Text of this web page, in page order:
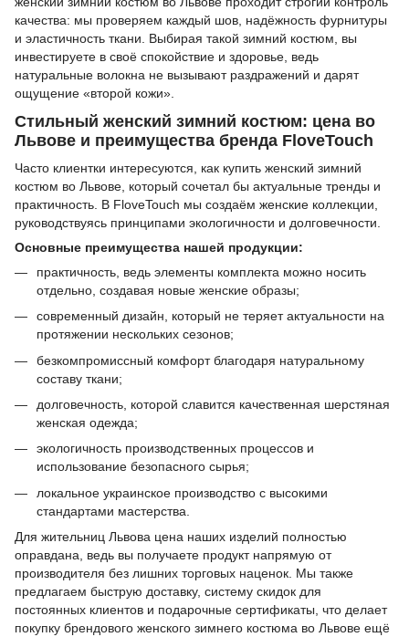
качества: мы проверяем каждый шов, надёжность фурнитуры
и эластичность ткани. Выбирая такой зимний костюм, вы
инвестируете в своё спокойствие и здоровье, ведь
натуральные волокна не вызывают раздражений и дарят
ощущение «второй кожи».
Стильный женский зимний костюм: цена во
Львове и преимущества бренда FloveTouch
Часто клиентки интересуются, как купить женский зимний
костюм во Львове, который сочетал бы актуальные тренды и
практичность. В FloveTouch мы создаём женские коллекции,
руководствуясь принципами экологичности и долговечности.
Основные преимущества нашей продукции:
практичность, ведь элементы комплекта можно носить
отдельно, создавая новые женские образы;
современный дизайн, который не теряет актуальности на
протяжении нескольких сезонов;
безкомпромиссный комфорт благодаря натуральному
составу ткани;
долговечность, которой славится качественная шерстяная
женская одежда;
экологичность производственных процессов и
использование безопасного сырья;
локальное украинское производство с высокими
стандартами мастерства.
Для жительниц Львова цена наших изделий полностью
оправдана, ведь вы получаете продукт напрямую от
производителя без лишних торговых наценок. Мы также
предлагаем быструю доставку, систему скидок для
постоянных клиентов и подарочные сертификаты, что делает
покупку брендового женского зимнего костюма во Львове ещё